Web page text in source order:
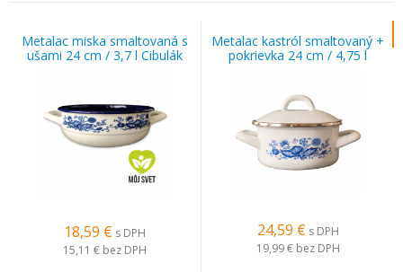
Metalac miska smaltovaná s
ušami 24 cm / 3,7 l Cibulák
18,59 € s DPH
15,11 € bez DPH
Metalac kastról smaltovaný +
pokrievka 24 cm / 4,75 l
24,59 € s DPH
19,99 € bez DPH